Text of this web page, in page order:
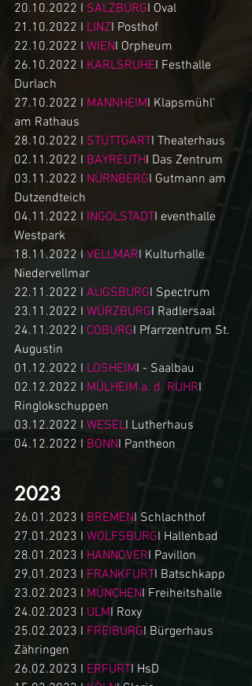
20.10.2022 I SALZBURGI Oval
21.10.2022 I LINZI Posthof
22.10.2022 I WIENI Orpheum
26.10.2022 I KARLSRUHEI Festhalle
Durlach
27.10.2022 I MANNHEIMI Klapsmühl'
am Rathaus
28.10.2022 I STUTTGARTI Theaterhaus
02.11.2022 I BAYREUTHI Das Zentrum
03.11.2022 I NÜRNBERGI Gutmann am
Dutzendteich
04.11.2022 I INGOLSTADTI eventhalle
Westpark
18.11.2022 I VELLMARI Kulturhalle
Niedervellmar
22.11.2022 I AUGSBURGI Spectrum
23.11.2022 I WÜRZBURGI Radlersaal
24.11.2022 I COBURGI Pfarrzentrum St.
Augustin
01.12.2022 I LOSHEIMI - Saalbau
02.12.2022 I MÜLHEIM a. d. RUHRI
Ringlokschuppen
03.12.2022 I WESELI Lutherhaus
04.12.2022 I BONNI Pantheon
2023
26.01.2023 I BREMENI Schlachthof
27.01.2023 I WOLFSBURGI Hallenbad
28.01.2023 I HANNOVERI Pavillon
29.01.2023 I FRANKFURTI Batschkapp
23.02.2023 I MÜNCHENI Freiheitshalle
24.02.2023 I ULMI Roxy
25.02.2023 I FREIBURGI Bürgerhaus
Zähringen
26.02.2023 I ERFURTI HsD